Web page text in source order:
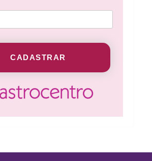
CADASTRAR